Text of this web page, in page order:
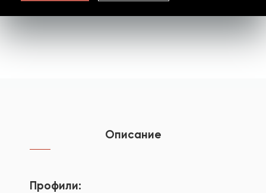
Описание
Профили: